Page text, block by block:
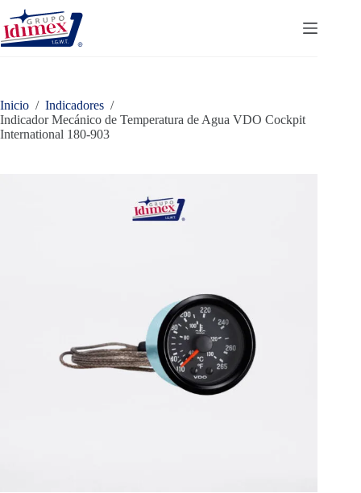
Saltar
contenido
Inicio / Indicadores /
Indicador Mecánico de Temperatura de Agua VDO Cockpit
International 180-903